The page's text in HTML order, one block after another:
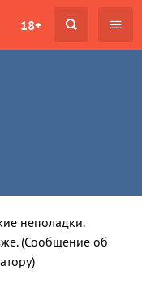
18+
неполадки.
(Сообщение об